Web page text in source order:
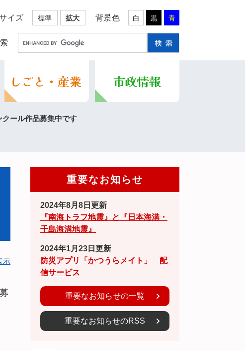
イズ 標準 拡大 背景色 白 黒 青
クール作品募集中です
示
重要なお知らせ
2024年8月8日更新
『南海トラフ地震』と『日本海溝・
千島海溝地震』
2024年1月23日更新
防災アプリ「かつうらメイト」 配
信サービス
重要なお知らせの一覧
重要なお知らせのRSS